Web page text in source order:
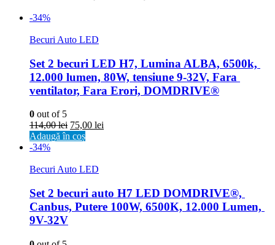
-34%
Becuri Auto LED
Set 2 becuri LED H7, Lumina ALBA, 6500k,
12.000 lumen, 80W, tensiune 9-32V, Fara
ventilator, Fara Erori, DOMDRIVE®
0 out of 5
114,00lei 75,00 lei
Adaugă în coș
-34%
Becuri Auto LED
Set 2 becuri auto H7 LED DOMDRIVE®,
Canbus, Putere 100W, 6500K, 12.000 Lumen,
9V-32V